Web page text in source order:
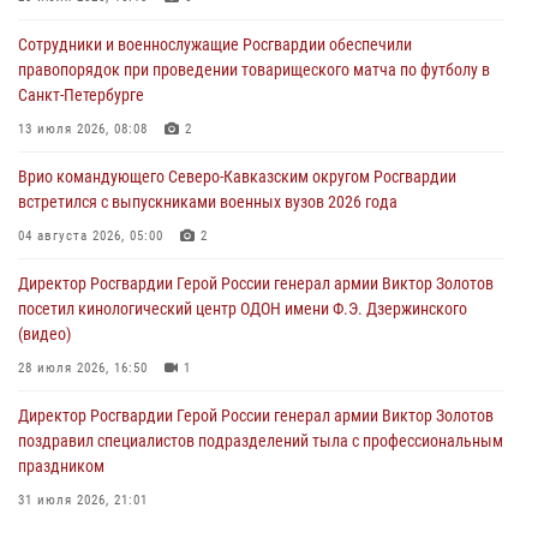
дорогой к Победе в СВО» (видео)
08 августа 2026, 07:00 2
ОМОН «Ойрат» Управления Росгвардии по Республике Калмыкия
08 августа 2026, 07:00
В Москве росгвардейцы оказали помощь медикам и девушке с
08 августа 2026, 06:32 1
Сотрудники и военнослужащие Росгвардии обеспечили
правопорядок при проведении товарищеского матча по футболу в
Санкт-Петербурге
13 июля 2026, 08:08 2
Врио командующего Северо-Кавказским округом Росгвардии
встретился с выпускниками военных вузов 2026 года
04 августа 2026, 05:00 2
Директор Росгвардии Герой России генерал армии Виктор Золотов
посетил кинологический центр ОДОН имени Ф.Э. Дзержинского
(видео)
28 июля 2026, 16:50 1
Директор Росгвардии Герой России генерал армии Виктор Золотов
поздравил специалистов подразделений тыла с профессиональным
праздником
31 июля 2026, 21:01